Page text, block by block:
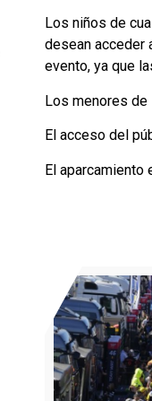
Los niños de
desean acceder
evento, ya que
Los menores de
El acceso del
El aparcamiento